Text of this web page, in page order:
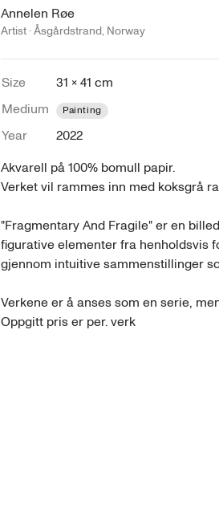
Annelen Røe
Artist ·Åsgårdstrand, Norway
Size
31 × 41 cm
Medium
Painting
Year
2022
Akvarell på 100% bomull papir.
Verket vil rammes inn med koksgrå
"Fragmentary And Fragile" er en
figurative elementer fra henholdsvis
gjennom intuitive sammenstillinger
Verkene er å anses som en serie,
Oppgitt pris er per. verk